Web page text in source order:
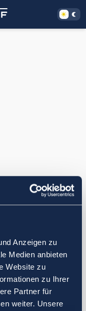
Anzeigen zu
Medien anbieten
Website zu
zu Ihrer
Partner für
weiter. Unsere